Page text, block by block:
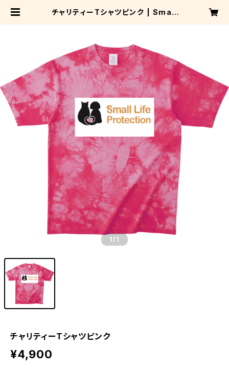
チャリティーTシャツピンク | Small
1 /1
チャリティーTシャツピンク
¥4,900